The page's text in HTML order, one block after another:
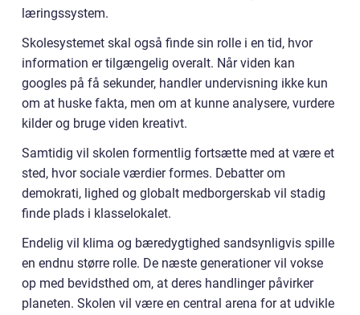
læringssystem.
Skolesystemet skal også finde sin rolle i en tid, hvor
information er tilgængelig overalt. Når viden kan
googles på få sekunder, handler undervisning ikke kun
om at huske fakta, men om at kunne analysere, vurdere
kilder og bruge viden kreativt.
Samtidig vil skolen formentlig fortsætte med at være et
sted, hvor sociale værdier formes. Debatter om
demokrati, lighed og globalt medborgerskab vil stadig
finde plads i klasselokalet.
Endelig vil klima og bæredygtighed sandsynligvis spille
en endnu større rolle. De næste generationer vil vokse
op med bevidsthed om, at deres handlinger påvirker
planeten. Skolen vil være en central arena for at udvikle